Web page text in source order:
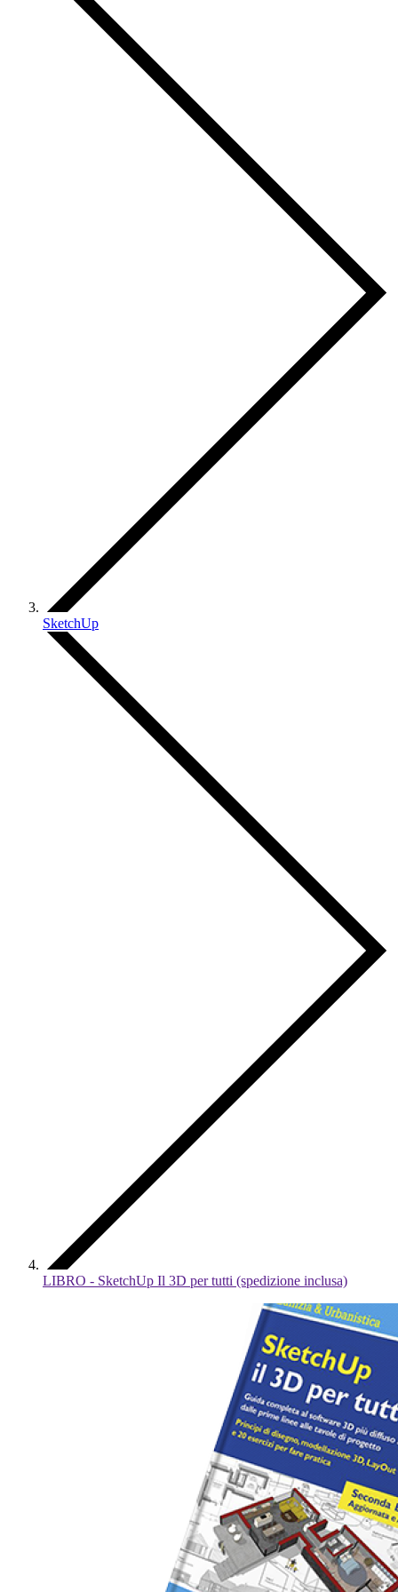
SketchUp
LIBRO - SketchUp Il 3D per tutti (spedizione inclusa)